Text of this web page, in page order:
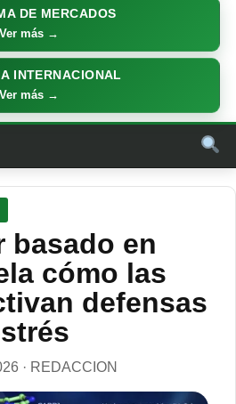
DE MERCADOS
Ver más →
INTERNACIONAL
Ver más →
basado en
cómo las
defensas
· REDACCION